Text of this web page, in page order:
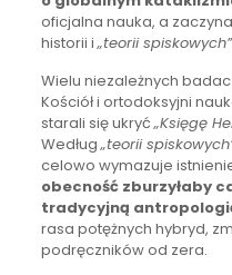
oficjalna nauka, a
historii i„teorii spiskowych”
Wielu niezależnych
Kościół i ortodoksyjni
starali się ukryć„Księgę
Według„teorii
celowo wymazuje
obecność zburzyłaby
tradycyjną
rasa potężnych hybryd,
podręczników od zera.